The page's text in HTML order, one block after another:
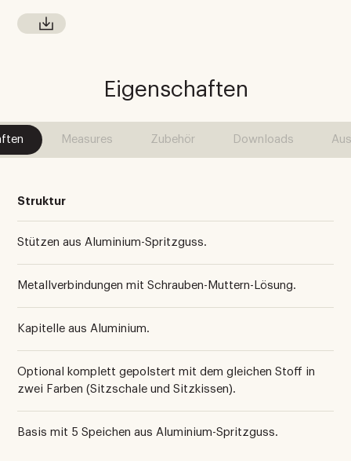
Eigenschaften
Measures Zubehör Downloads
Struktur
Stützen aus Aluminium-Spritzguss.
Metallverbindungen mit Schrauben-Muttern-Lösung.
Kapitelle aus Aluminium.
Optional komplett gepolstert mit dem gleichen Stoff in
zwei Farben (Sitzschale und Sitzkissen).
Basis mit 5 Speichen aus Aluminium-Spritzguss.